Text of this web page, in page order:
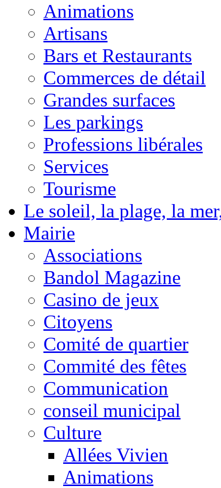
Animations
Artisans
Bars et Restaurants
Commerces de détail
Grandes surfaces
Les parkings
Professions libérales
Services
Tourisme
Le soleil, la plage, la
Mairie
Associations
Bandol Magazine
Casino de jeux
Citoyens
Comité de quartier
Commité des fêtes
Communication
conseil municipal
Culture
Allées Vivien
Animations